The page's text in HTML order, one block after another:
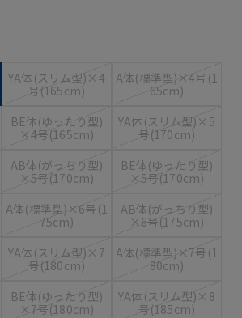
YA体(スリム型)×4
号(165cm)
A体(標準型)×4号(1
65cm)
BE体(ゆったり型)
×4号(165cm)
YA体(スリム型)×5
号(170cm)
AB体(がっちり型)
×5号(170cm)
BE体(ゆったり型)
×5号(170cm)
A体(標準型)×6号(1
75cm)
AB体(がっちり型)
×6号(175cm)
YA体(スリム型)×7
号(180cm)
A体(標準型)×7号(1
80cm)
BE体(ゆったり型)
×7号(180cm)
YA体(スリム型)×8
号(185cm)